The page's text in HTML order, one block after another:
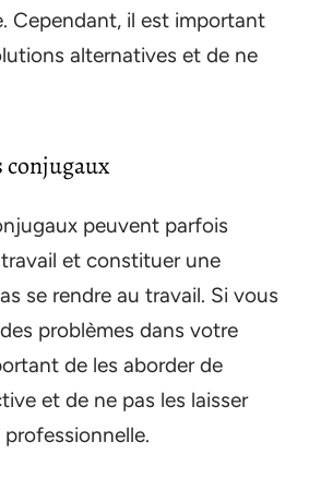
Cependant, il est important
alternatives et de ne
conjugaux
peuvent parfois
et constituer une
se rendre au travail. Si vous
problèmes dans votre
de les aborder de
et de ne pas les laisser